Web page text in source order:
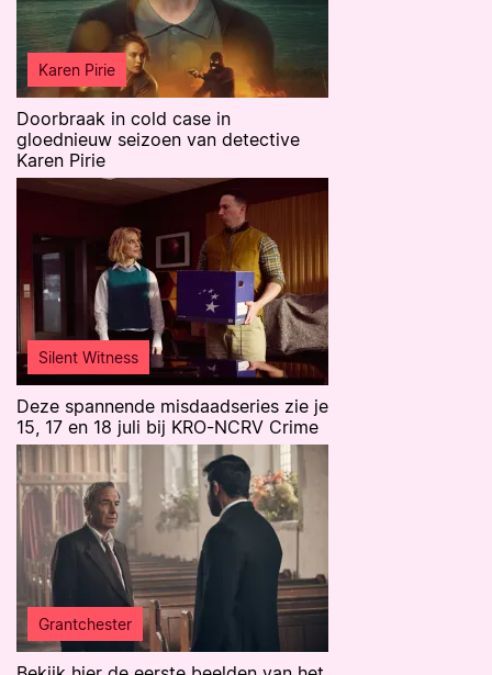
Karen Pirie
Doorbraak in cold case in
gloednieuw seizoen van detective
Karen Pirie
Silent Witness
Deze spannende misdaadseries zie je
15, 17 en 18 juli bij KRO-NCRV Crime
Grantchester